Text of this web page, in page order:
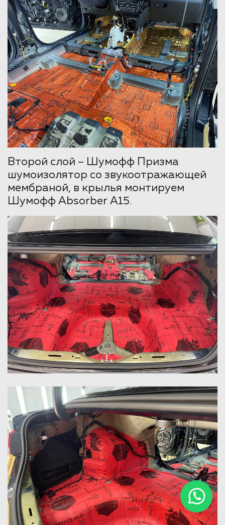
Второй слой – Шумофф Призма
шумоизолятор со звукоотражающей
мембраной, в крылья монтируем
Шумофф Absorber А15.